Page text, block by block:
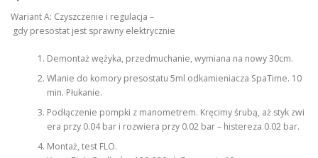
Wariant A: Czyszczenie i regulacja –
gdy presostat jest sprawny elektrycznie
Demontaż wężyka, przedmuchanie, wymiana na nowy 30cm.
Wlanie do komory presostatu 5ml odkamieniacza SpaTime. 10
min. Płukanie.
Podłączenie pompki z manometrem. Kręcimy śrubą, aż styk zwi
era przy 0.04 bar i rozwiera przy 0.02 bar – histereza 0.02 bar.
Montaż, test FLO.